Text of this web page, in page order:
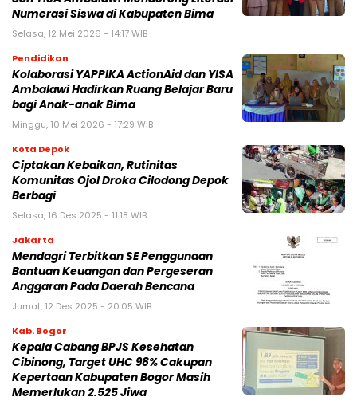
Numerasi Siswa di Kabupaten Bima
Selasa, 12 Mei 2026 - 14:17 WIB
Pendidikan
Kolaborasi YAPPIKA ActionAid dan YISA
Ambalawi Hadirkan Ruang Belajar Baru
bagi Anak-anak Bima
Minggu, 10 Mei 2026 - 17:29 WIB
Kota Depok
Ciptakan Kebaikan, Rutinitas
Komunitas Ojol Droka Cilodong Depok
Berbagi
Selasa, 16 Des 2025 - 11:18 WIB
Jakarta
Mendagri Terbitkan SE Penggunaan
Bantuan Keuangan dan Pergeseran
Anggaran Pada Daerah Bencana
Jumat, 12 Des 2025 - 20:05 WIB
Kab. Bogor
Kepala Cabang BPJS Kesehatan
Cibinong, Target UHC 98% Cakupan
Kepertaan Kabupaten Bogor Masih
Memerlukan 2.525 Jiwa